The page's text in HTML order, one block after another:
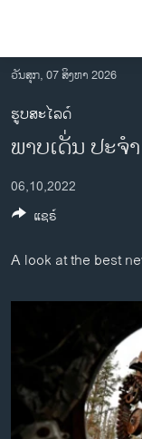
ເຂົ້າ
ຫາ
ຂ້າມ
ຂ້າມ
ໄປ
ຫາ
ຄົ້ນ
ລາວ
ອາເມຣິກາ
ການເລືອກຕັ້ງ ປະທານ
ຂ່າວ​ຈີນ
ໂລກ
ອິດສະຫຼະພາບດ້ານກ
ຊີວິດຊາວລາວ
ຊຸມຊົນຊາວລາວ
ວິທະຍາສາດ-ເທັກໂນ
ວັນສຸກ, 07 ສິງຫາ 2026
ຮູບສະໄລດ໌
ພາບ​ເດັ່ນ ປະ​ຈ
06,10,2022
A look at the best
ແຊຣ໌